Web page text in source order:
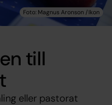
till
eller pastorat